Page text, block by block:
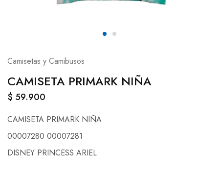
Camisetas y Camibusos
CAMISETA PRIMARK NIÑA
$ 59.900
CAMISETA PRIMARK NIÑA
00007280 00007281
DISNEY PRINCESS ARIEL